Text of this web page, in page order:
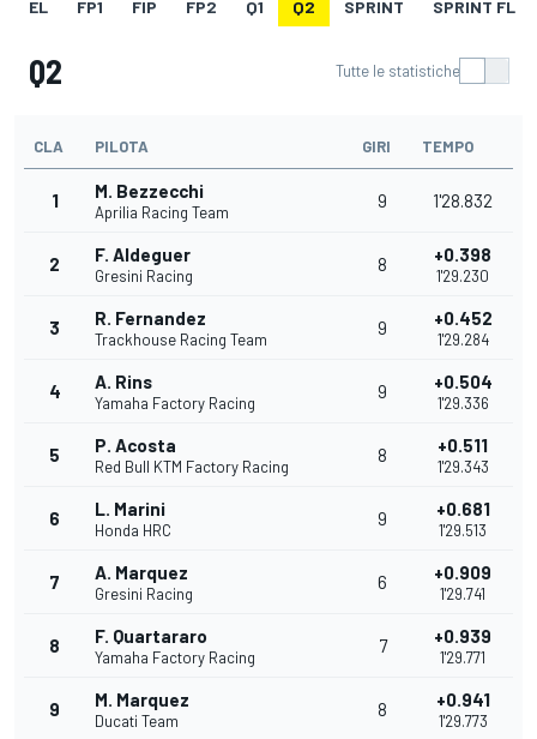
EL FP1 FIP FP2 Q1 Q2 SPRINT SPRINT FL
Q2 Tutte le statistiche
CLA PILOTA GIRI TEMPO
1 M. Bezzecchi
Aprilia Racing Team
9 1'28.832
2 F. Aldeguer
Gresini Racing
8 +0.398
1'29.230
3 R. Fernandez
Trackhouse Racing Team
9 +0.452
1'29.284
4 A. Rins
Yamaha Factory Racing
9 +0.504
1'29.336
5 P. Acosta
Red Bull KTM Factory Racing
8 +0.511
1'29.343
6 L. Marini
Honda HRC
9 +0.681
1'29.513
7 A. Marquez
Gresini Racing
6 +0.909
1'29.741
8 F. Quartararo
Yamaha Factory Racing
7 +0.939
1'29.771
9 M. Marquez
Ducati Team
8 +0.941
1'29.773